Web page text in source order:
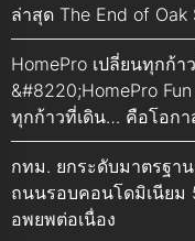
ล่าสุด The End of
HomePro เปลี่ยนทุกก้
&#8220;HomePro
ทุกก้าวที่เดิน… คือโอก
กทม. ยกระดับมาตรฐา
ถนนรอบคอนโดมิเนียม
อพยพต่อเนื่อง